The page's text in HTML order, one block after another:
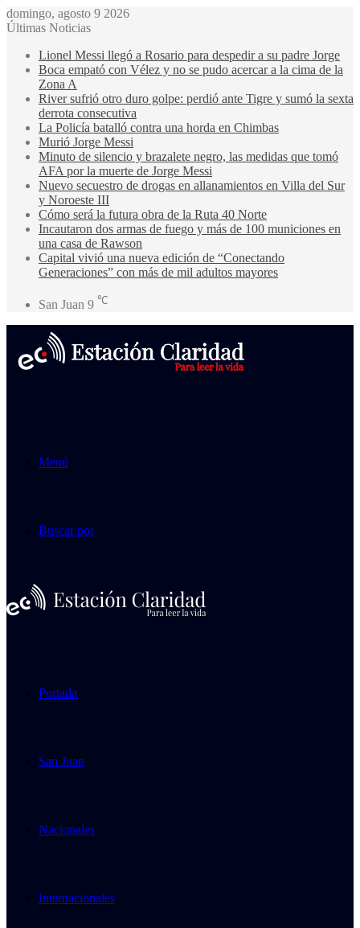
domingo, agosto 9 2026
Últimas Noticias
Lionel Messi llegó a Rosario para despedir a su padre Jorge
Boca empató con Vélez y no se pudo acercar a la cima de la
Zona A
River sufrió otro duro golpe: perdió ante Tigre y sumó la sexta
derrota consecutiva
La Policía batalló contra una horda en Chimbas
Murió Jorge Messi
Minuto de silencio y brazalete negro, las medidas que tomó
AFA por la muerte de Jorge Messi
Nuevo secuestro de drogas en allanamientos en Villa del Sur
y Noroeste III
Cómo será la futura obra de la Ruta 40 Norte
Incautaron dos armas de fuego y más de 100 municiones en
una casa de Rawson
Capital vivió una nueva edición de “Conectando
Generaciones” con más de mil adultos mayores
San Juan 9 ℃
Menú
Buscar por
Portada
San Juan
Nacionales
Internacionales